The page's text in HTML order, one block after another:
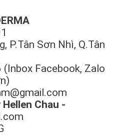
P.Tân Sơn Nhì, Q.Tân
Facebook, Zalo
Chau -